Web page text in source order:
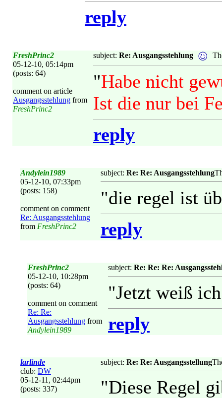
reply
FreshPrinc2
05-12-10, 05:14pm
(posts: 64)
comment on article
Ausgangsstehlung from
FreshPrinc2
subject: Re: Ausgangsstehlung
"Habe nicht
Ist die nur bei
reply
Andylein1989
05-12-10, 07:33pm
(posts: 158)
comment on comment
Re: Ausgangsstehlung
from FreshPrinc2
subject: Re: Re: Ausgangsstehlung
"die regel ist
reply
FreshPrinc2
05-12-10, 10:28pm
(posts: 64)
comment on comment
Re: Re:
Ausgangsstehlung from
Andylein1989
subject: Re: Re: Re:
"Jetzt weiß
reply
larlinde
club: DW
05-12-11, 02:44pm
(posts: 337)
subject: Re: Re: Ausgangsstellung
"Diese Regel